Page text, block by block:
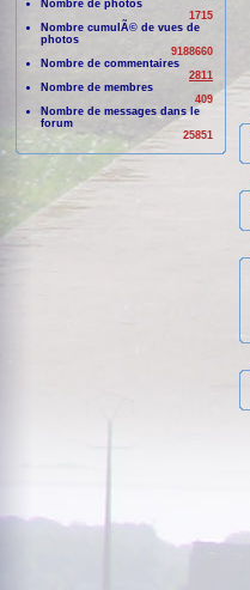
Nombre de photos
1715
Nombre cumulÃ© de vues de
photos
9188660
Nombre de commentaires
2811
Nombre de membres
409
Nombre de messages dans le
forum
25851